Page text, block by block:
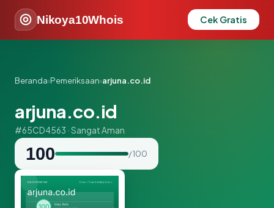
Nikoya10Whois Cek Gratis
Beranda›Pemeriksaan›arjuna.co.id
arjuna.co.id
#65CD4563 · Sangat Aman
100 / 100